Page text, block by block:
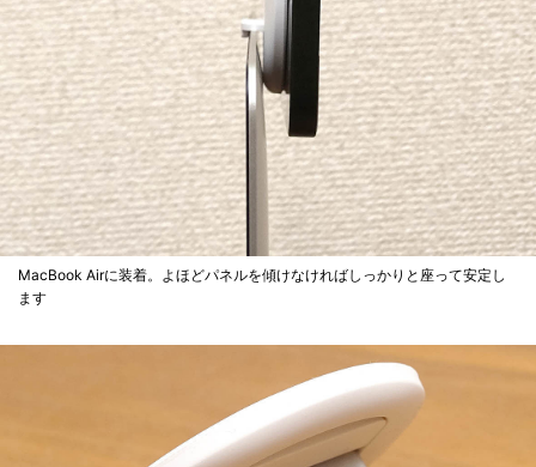
MacBook Airに装着。よほどパネルを傾けなければしっかりと座って安定し
ます